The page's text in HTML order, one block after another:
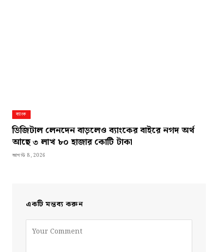
ব্যাংক
ডিজিটাল লেনদেন বাড়লেও ব্যাংকের বাইরে নগদ অর্থ
আছে ৩ লাখ ৮০ হাজার কোটি টাকা
আগস্ট 8, 2026
একটি মন্তব্য করুন